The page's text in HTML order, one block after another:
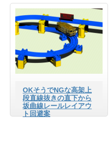
OKそうでNGな高架上
段直線抜きの直下から
坂曲線レールレイアウ
ト回避案